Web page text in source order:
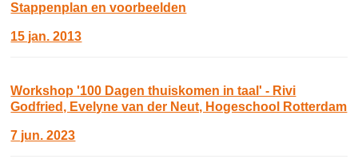
Stappenplan en voorbeelden
15 jan. 2013
Workshop '100 Dagen thuiskomen in taal' - Rivi
Godfried, Evelyne van der Neut, Hogeschool Rotterdam
7 jun. 2023